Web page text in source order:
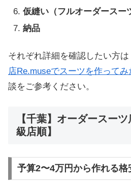
仮縫い（フルオーダースー
納品
それぞれ詳細を確認したい方は
店Re.museでスーツを作ってみ
談をご参考ください。
【千葉】オーダースー
級店順】
予算2〜4万円から作れる格